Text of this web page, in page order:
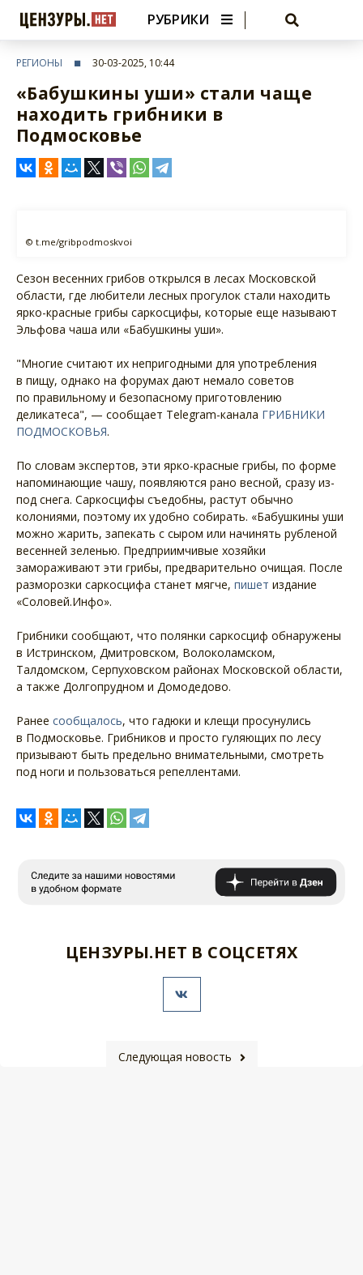
РУБРИКИ
РЕГИОНЫ 30-03-2025, 10:44
«Бабушкины уши» стали чаще
находить грибники в
Подмосковье
© t.me/gribpodmoskvoi
Сезон весенних грибов открылся в лесах Московской
области, где любители лесных прогулок стали находить
ярко-красные грибы саркосцифы, которые еще называют
Эльфова чаша или «Бабушкины уши».
"Многие считают их непригодными для употребления
в пищу, однако на форумах дают немало советов
по правильному и безопасному приготовлению
деликатеса", — сообщает Telegram-канала ГРИБНИКИ
ПОДМОСКОВЬЯ.
По словам экспертов, эти ярко-красные грибы, по форме
напоминающие чашу, появляются рано весной, сразу из-
под снега. Саркосцифы съедобны, растут обычно
колониями, поэтому их удобно собирать. «Бабушкины уши
можно жарить, запекать с сыром или начинять рубленой
весенней зеленью. Предприимчивые хозяйки
замораживают эти грибы, предварительно очищая. После
разморозки саркосцифа станет мягче, пишет издание
«Соловей.Инфо».
Грибники сообщают, что полянки саркосциф обнаружены
в Истринском, Дмитровском, Волоколамском,
Талдомском, Серпуховском районах Московской области,
а также Долгопрудном и Домодедово.
Ранее сообщалось, что гадюки и клещи просунулись
в Подмосковье. Грибников и просто гуляющих по лесу
призывают быть предельно внимательными, смотреть
под ноги и пользоваться репеллентами.
ЦЕНЗУРЫ.НЕТ В СОЦСЕТЯХ
Следующая новость